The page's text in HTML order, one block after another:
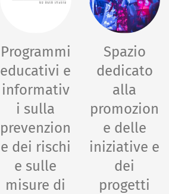
Programmi
educativi e
informativ
i sulla
prevenzion
e dei rischi
e sulle
misure di
Spazio
dedicato
alla
promozion
e delle
iniziative e
dei
progetti